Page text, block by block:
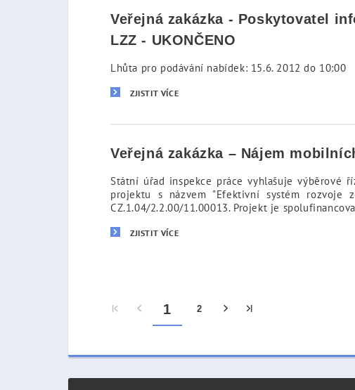
Veřejná zakázka - Poskytovatel
LZZ - UKONČENO
Lhůta pro podávání nabídek: 15.6. 2012 do 10:00
ZJISTIT VÍCE
Veřejná zakázka – Nájem
Státní úřad inspekce práce vyhlašuje výběrové
projektu s názvem "Efektivní systém rozvoje
CZ.1.04/2.2.00/11.00013. Projekt je
ZJISTIT VÍCE
1 2